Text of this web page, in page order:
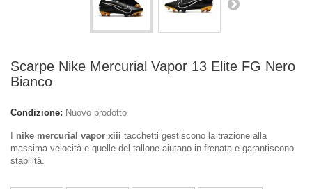
Scarpe Nike Mercurial Vapor 13 Elite FG Nero
Bianco
Condizione: Nuovo prodotto
nike mercurial vapor xiii tacchetti gestiscono la trazione alla
massima velocità e quelle del tallone aiutano in frenata e garantiscono
stabilità.